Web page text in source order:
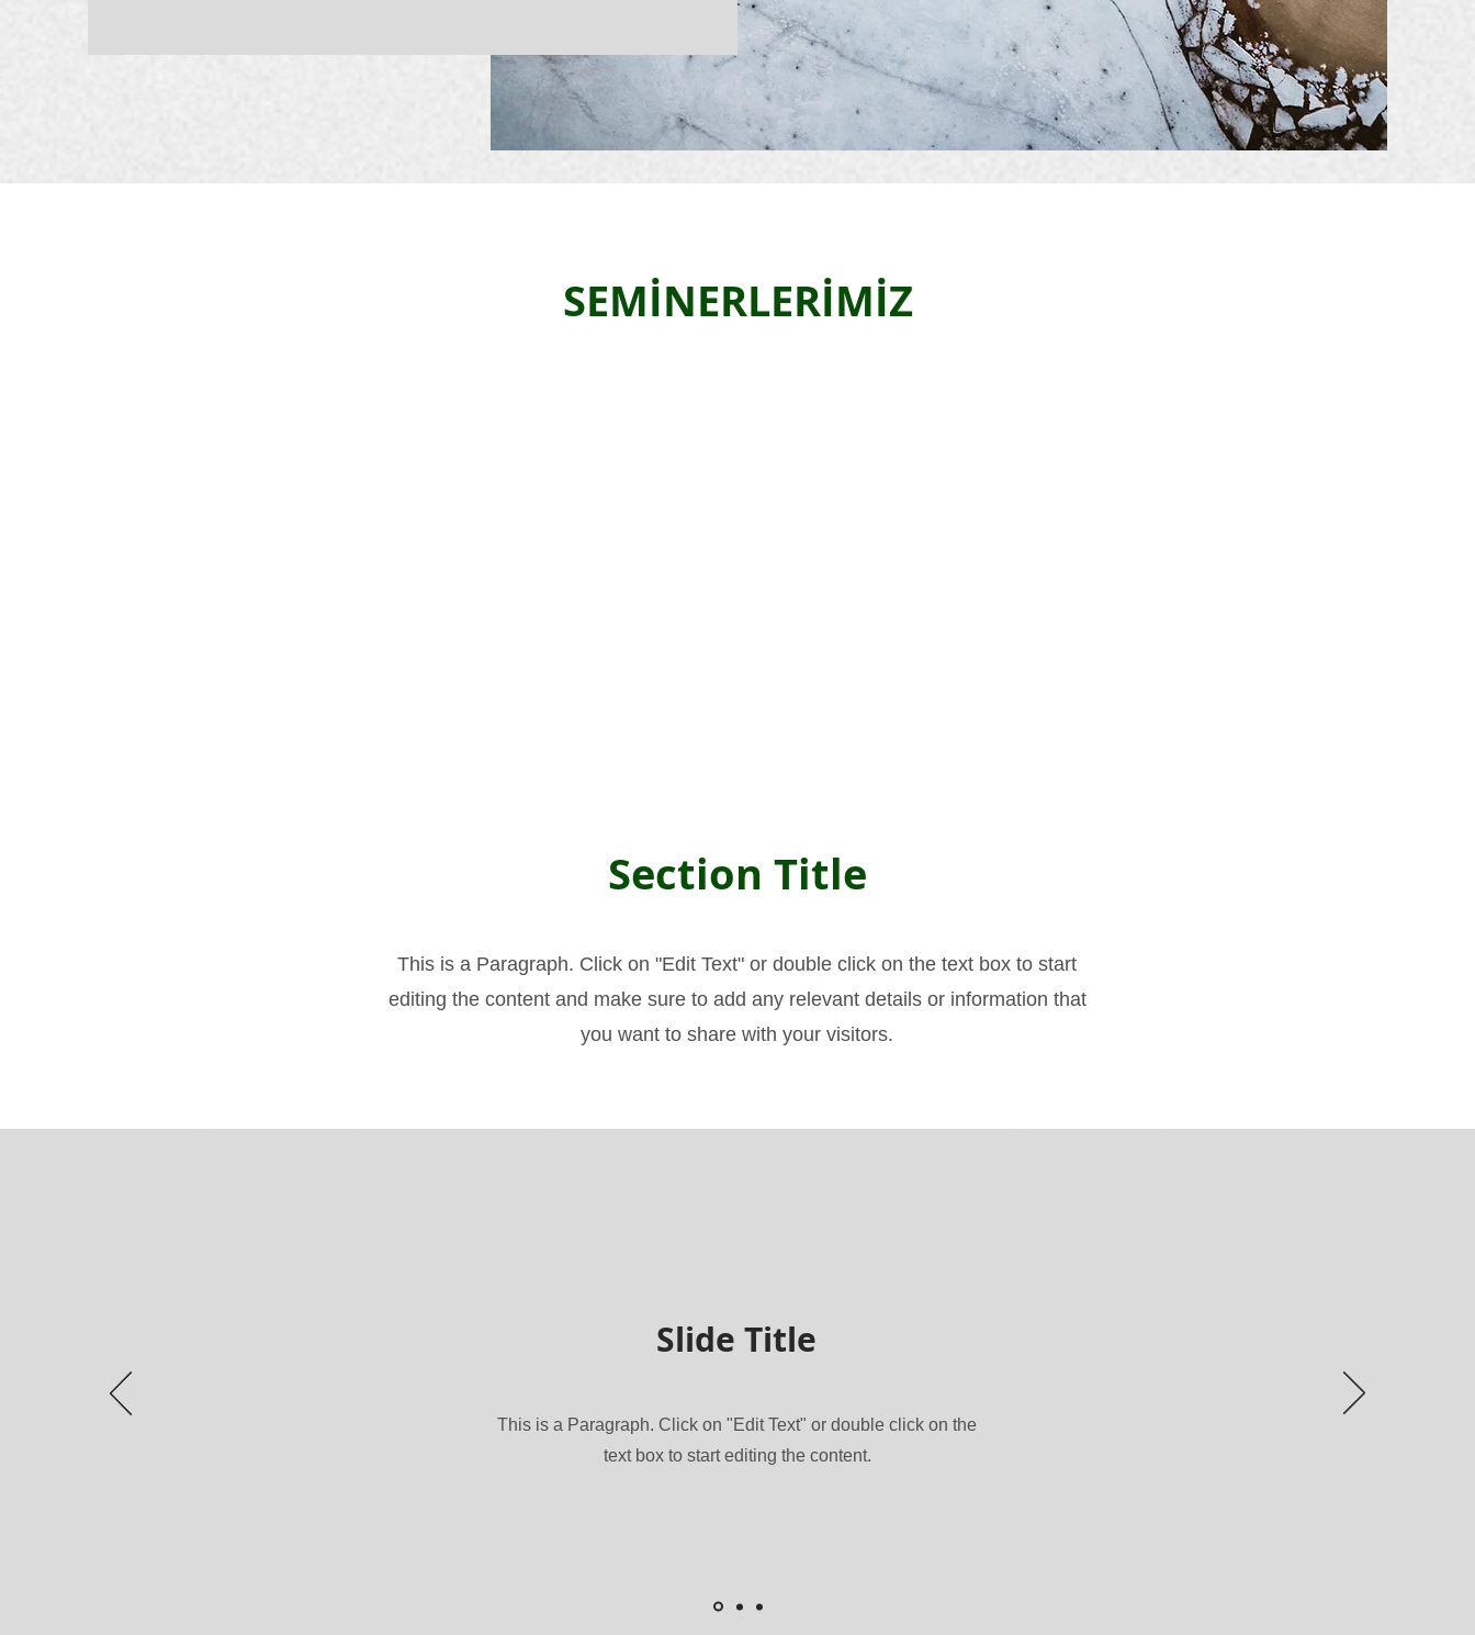
SEMİNERLERİMİZ
Section Title
This is a Paragraph. Click on "Edit Text" or double click on the text box to start
editing the content and make sure to add any relevant details or information that
you want to share with your visitors.
Slide Title
This is a Paragraph. Click on "Edit Text" or double click on the
text box to start editing the content.